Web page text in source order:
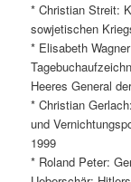
* Christian Streit:
sowjetischen
* Elisabeth
Heeres General
* Christian
und
1999
* Roland Peter: